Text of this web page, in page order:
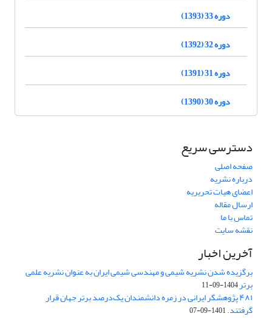
دوره 33 (1393)
دوره 32 (1392)
دوره 31 (1391)
دوره 30 (1390)
دسترسی سریع
صفحه اصلی
درباره نشریه
اعضای هیات تحریریه
ارسال مقاله
تماس با ما
نقشه سایت
آخرین اخبار
برگزیده شدن نشریه شیمی و مهندسی شیمی ایران به عنوان نشریه علمی
برتر1404-09-11
۴۸۱ پژوهشگر ایرانی در زمره دانشمندان یک‌درصد برتر جهان قرار
گرفتند.1401-09-07